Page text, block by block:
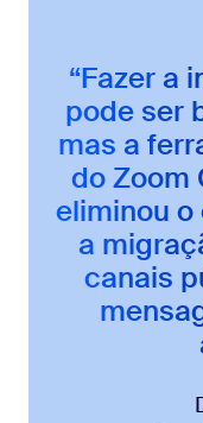
“Fazer a
pode ser
mas a
do Zoom
eliminou
a
canais